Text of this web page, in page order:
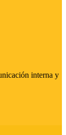
interna y